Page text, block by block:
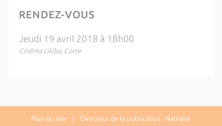
RENDEZ-VOUS
Jeudi 19 avril 2018 à 18h00
Cinéma L'Alba, Corte
Plan du site | Directeur de la publication : Nathalie